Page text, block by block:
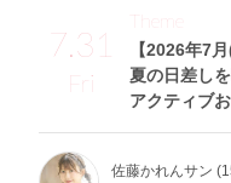
7.31
Fri
【2026年7月
夏の日差し
アクティブ
Theme
佐藤かれんサン